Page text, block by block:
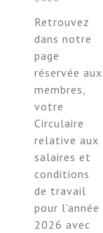
Retrouvez
dans notre
page
réservée aux
membres,
votre
Circulaire
relative aux
salaires et
conditions
de travail
pour l’année
2026 avec